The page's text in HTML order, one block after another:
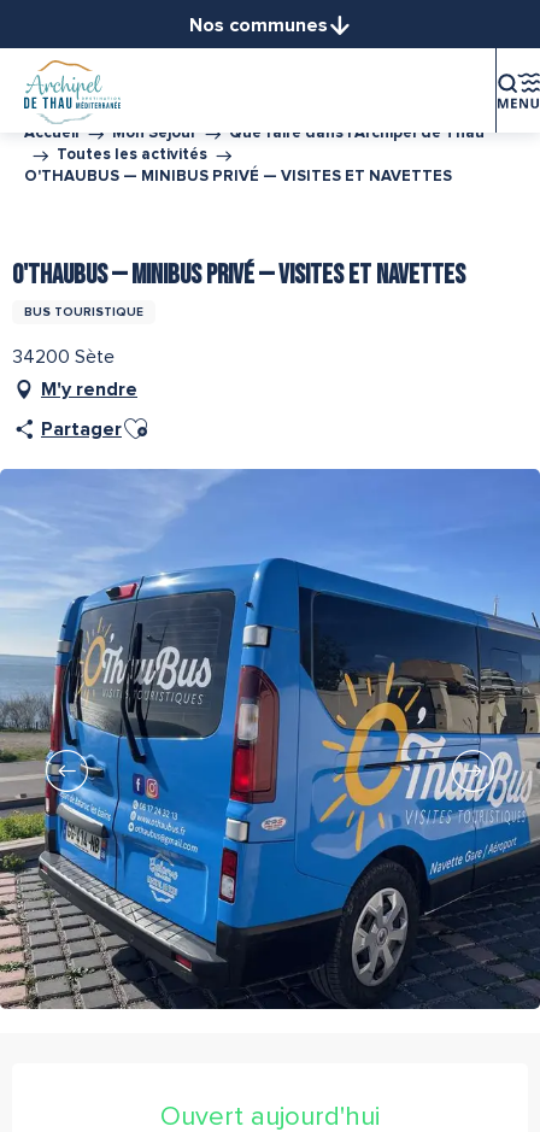
contenu
principal
Nos communes
Bouzigues
Frontignan
Marseillan
Accueil Mon Séjour
Que faire dans l’Archipel de Thau
Toutes les activités
O'THAUBUS — MINIBUS PRIVÉ — VISITES ET NAVETTES
O'THAUBUS — MINIBUS PRIVÉ — VISITES ET NAVETTES
BUS TOURISTIQUE
34200 Sète
M'y rendre
PartagerAjouter aux favoris
Ouverture et coordonnées
Ouvert aujourd'hui